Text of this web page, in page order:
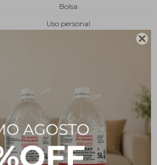

Bolsa
Uso personal
capacidad de absorción,
por la superposición de napas
óptima.